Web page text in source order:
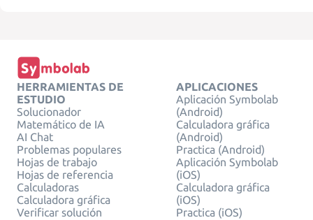
HERRAMIENTAS DE
ESTUDIO
Solucionador
Matemático de IA
AI Chat
Problemas populares
Hojas de trabajo
Hojas de referencia
Calculadoras
Calculadora gráfica
Verificar solución
APLICACIONES
Aplicación Symbolab
(Android)
Calculadora gráfica
(Android)
Practica (Android)
Aplicación Symbolab
(iOS)
Calculadora gráfica
(iOS)
Practica (iOS)